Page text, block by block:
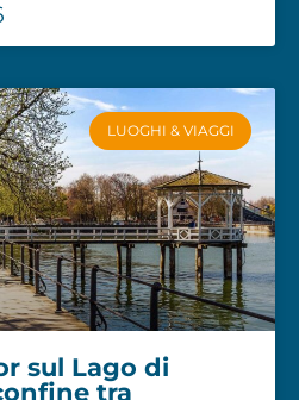
LUOGHI & VIAGGI
sul Lago di
tra